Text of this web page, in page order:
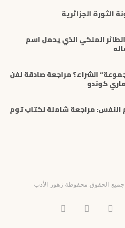
الثورة الجزائرية
الملكي الذي يحمل اسم
الشراء؟ مراجعة صادقة لفن
كوندو
النفس: مراجعة شاملة لكتاب توم
انستقرامتيلقرام